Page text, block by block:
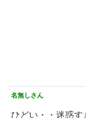
名無しさん
ひどい・・迷惑す